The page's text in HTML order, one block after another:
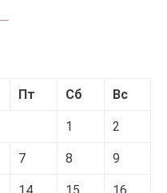
Пт Сб Вс
1 2
7 8 9